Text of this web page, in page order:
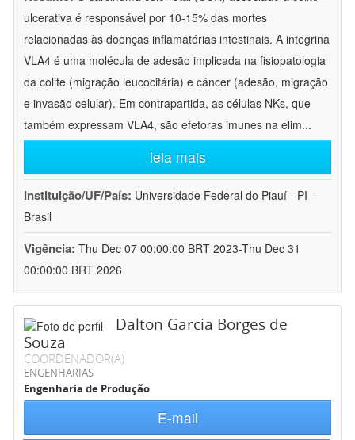
ulcerativa é responsável por 10-15% das mortes
relacionadas às doenças inflamatórias intestinais. A integrina
VLA4 é uma molécula de adesão implicada na fisiopatologia
da colite (migração leucocitária) e câncer (adesão, migração
e invasão celular). Em contrapartida, as células NKs, que
também expressam VLA4, são efetoras imunes na elim...
leia mais
Instituição/UF/País: Universidade Federal do Piauí - PI -
Brasil
Vigência: Thu Dec 07 00:00:00 BRT 2023-Thu Dec 31
00:00:00 BRT 2026
Dalton Garcia Borges de
Souza
COORDENADOR(A)
ENGENHARIAS
Engenharia de Produção
E-mail